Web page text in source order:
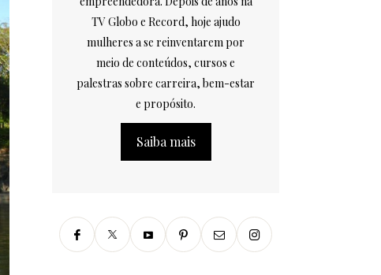
TV Globo e Record, hoje ajudo
mulheres a se reinventarem por
meio de conteúdos, cursos e
palestras sobre carreira, bem-estar
e propósito.
Saiba mais